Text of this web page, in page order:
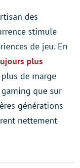
des
stimule
de jeu. En
plus
de marge
que sur
générations
nettement